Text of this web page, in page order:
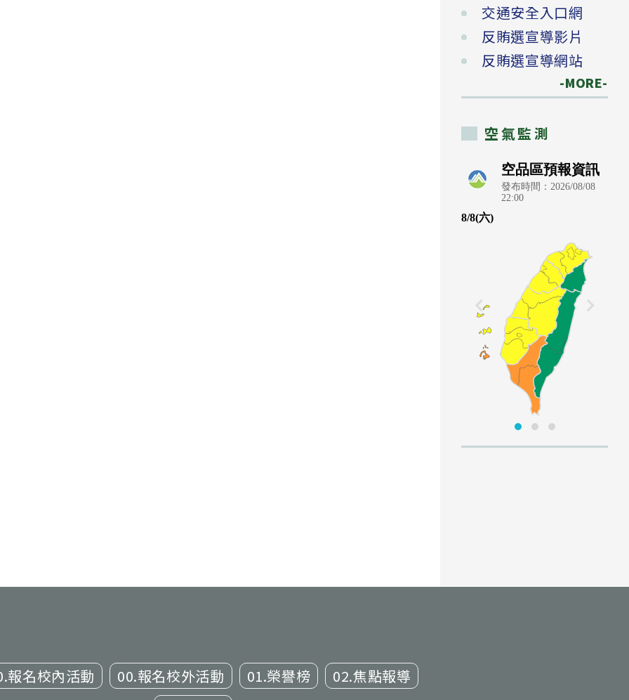
交通安全入口網
反賄選宣導影片
反賄選宣導網站
-MORE-
空氣監測
報名校內活動 00.報名校外活動 01.榮譽榜
02.焦點報導